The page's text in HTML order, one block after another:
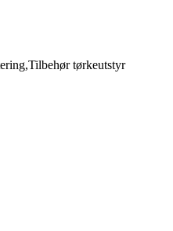
tørkeutstyr